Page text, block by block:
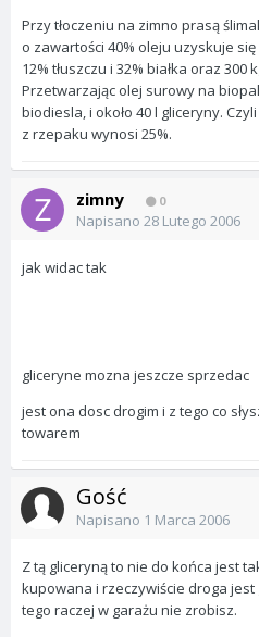
Przy tłoczeniu na zimno prasą
o zawartości 40% oleju uzyskuje
12% tłuszczu i 32% białka oraz 300
Przetwarzając olej surowy na
biodiesla, i około 40 l gliceryny.
z rzepaku wynosi 25%.
zimny 0
Napisano 28 Lutego 2006
jak widac tak
gliceryne mozna jeszcze sprzedac
jest ona dosc drogim i z tego co
towarem
Gość
Napisano 1 Marca 2006
Z tą gliceryną to nie do końca jest
kupowana i rzeczywiście droga
tego raczej w garażu nie zrobisz.